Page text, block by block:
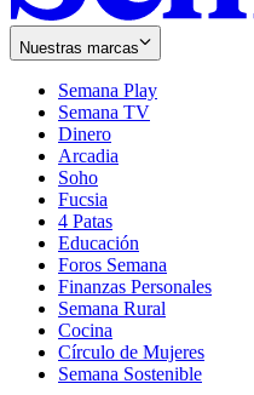
Nuestras marcas
Semana Play
Semana TV
Dinero
Arcadia
Soho
in
new
window
Fucsia
in
new
window
4 Patas
Educación
Foros Semana
Finanzas Personales
Semana Rural
Cocina
Círculo de Mujeres
Semana Sostenible